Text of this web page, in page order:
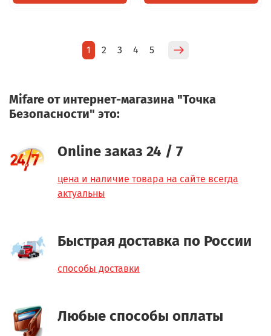
1 2 3 4 5
Mifare от интернет-магазина "Точка
Безопасности" это:
Online заказ 24 / 7
цена и наличие товара на сайте всегда
актуальны
Быстрая доставка по России
способы доставки
Любые способы оплаты